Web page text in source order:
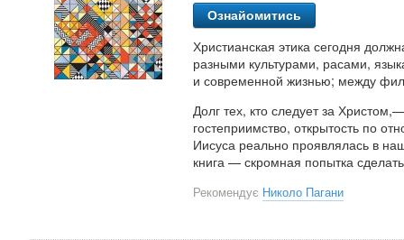
Ознайомитись
Христианская этика сегодня
разными культурами, расами,
и современной жизнью; между
Долг тех, кто следует за
гостеприимство, открытость по
Иисуса реально проявлялась в
книга — скромная попытка
Рекомендує Николо Пагани